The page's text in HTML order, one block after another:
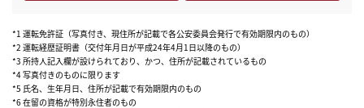
*1 運転免許証（写真付き、現住所が記載で各公安委員会発行で有効期限内のもの）
*2 運転経歴証明書（交付年月日が平成24年4月1日以降のもの）
*3 所持人記入欄が設けられており、かつ、住所が記載されているもの
*4 写真付きのものに限ります
*5 氏名、生年月日、住所が記載で有効期限内のもの
*6 在留の資格が特別永住者のもの